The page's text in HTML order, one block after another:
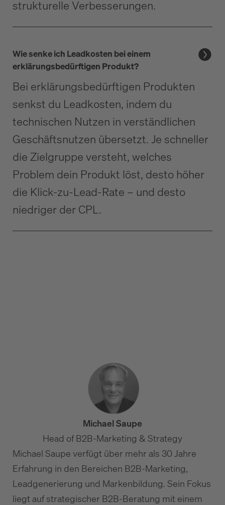
strukturelle Verbesserungen.
Wie senke ich Leadkosten bei einem
erklärungsbedürftigen Produkt?
Bei erklärungsbedürftigen Produkten
senkst du Leadkosten, indem du
technischen Nutzen in verständlichen
Geschäftsnutzen übersetzt. Je schneller
die Zielgruppe versteht, welches
Problem dein Produkt löst, desto höher
die Klick-zu-Lead-Rate – und desto
niedriger der CPL.
Michael Saupe
Head of B2B-Marketing & Strategy
Michael Saupe verfügt über mehr als 30 Jahre
Erfahrung in den Bereichen B2B-Marketing,
Leadgenerierung und Markenbildung. Sein Fokus
liegt auf strategischer B2B-Beratung mit einem